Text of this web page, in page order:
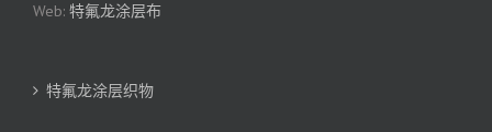
Web: 特氟龙涂层布
特氟龙涂层织物